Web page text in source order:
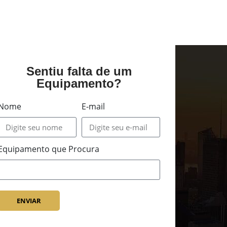
Sentiu falta de um
Equipamento?
E-mail
que Procura
ENVIAR